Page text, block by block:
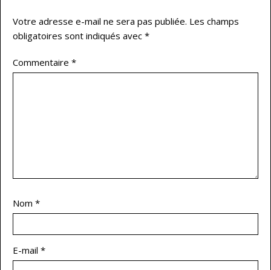
Votre adresse e-mail ne sera pas publiée. Les champs
obligatoires sont indiqués avec *
Commentaire *
Nom *
E-mail *